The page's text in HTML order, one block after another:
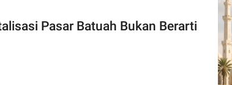
Pasar Batuah Bukan Berarti